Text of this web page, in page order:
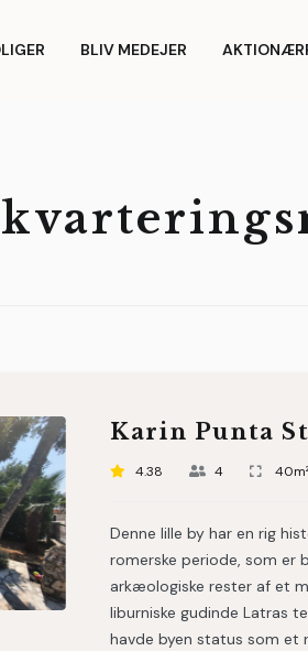
BLIV MEDEJER
Karin Punta
4.38 4 40m²
Denne lille by har en rig
romerske periode, som er
arkæologiske rester af et
liburniske gudinde Latras
havde byen status som et